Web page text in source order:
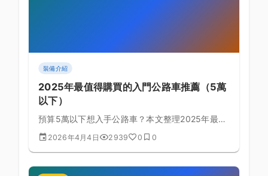
裝備介紹
2025年最值得購買的入門公路車推薦（5萬
以下）
預算5萬以下想入手公路車？本文整理2025年最熱
門的入門車款，從車架材質到變速系統一次完整比
較，幫你選對第一台車。
2026年4月4日 2939 0 0